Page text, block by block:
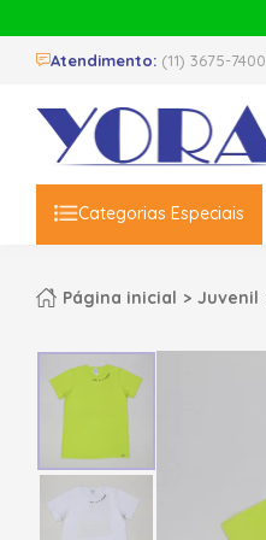
Atendimento: (11) 3675-7400
Categorias Especiais
Página inicial Juvenil